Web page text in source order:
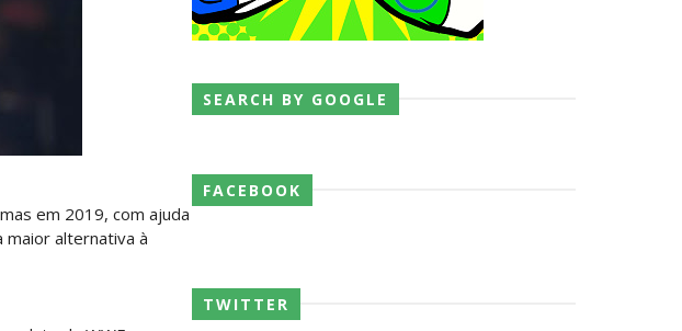
Championship Match
em 2019, com ajuda
maior alternativa à
SEARCH BY GOOGLE
FACEBOOK
TWITTER